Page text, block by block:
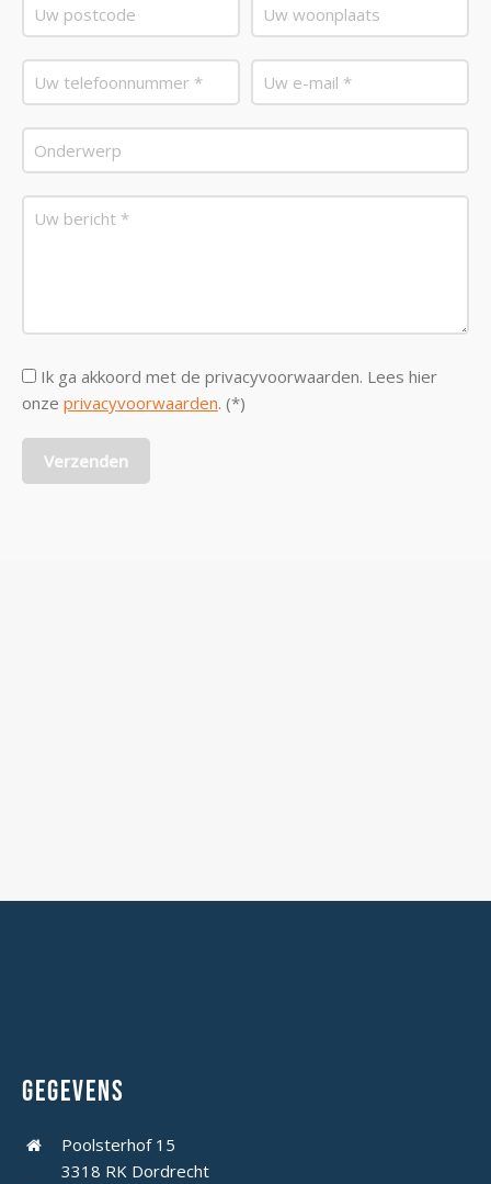
Ik ga akkoord met de privacyvoorwaarden. Lees hier
onze privacyvoorwaarden. (*)
Gegevens
Poolsterhof 15
3318 RK Dordrecht